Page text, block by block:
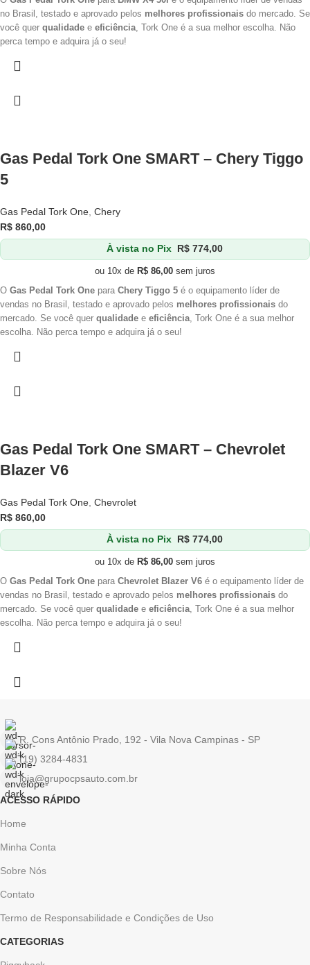
no Brasil, testado e aprovado pelos melhores profissionais do mercado. Se
você quer qualidade e eficiência, Tork One é a sua melhor escolha. Não
perca tempo e adquira já o seu!
Gas Pedal Tork One SMART – Chery Tiggo
5
Gas Pedal Tork One, Chery
R$ 860,00
À vista no Pix R$ 774,00
ou 10x de R$ 86,00 sem juros
O Gas Pedal Tork One para Chery Tiggo 5 é o equipamento líder de
vendas no Brasil, testado e aprovado pelos melhores profissionais do
mercado. Se você quer qualidade e eficiência, Tork One é a sua melhor
escolha. Não perca tempo e adquira já o seu!
Gas Pedal Tork One SMART – Chevrolet
Blazer V6
Gas Pedal Tork One Chevrolet
R$ 860,00
À vista no Pix R$ 774,00
ou 10x de R$ 86,00 sem juros
O Gas Pedal Tork One para Chevrolet Blazer V6 é o equipamento líder de
vendas no Brasil, testado e aprovado pelos melhores profissionais do
mercado. Se você quer qualidade e eficiência, Tork One é a sua melhor
escolha. Não perca tempo e adquira já o seu!
R. Cons Antônio Prado, 192 - Vila Nova Campinas - SP
(19) 3284-4831
loja@grupocpsauto.com.br
ACESSO RÁPIDO
Home
Minha Conta
Sobre Nós
Contato
Termo de Responsabilidade e Condições de Uso
CATEGORIAS